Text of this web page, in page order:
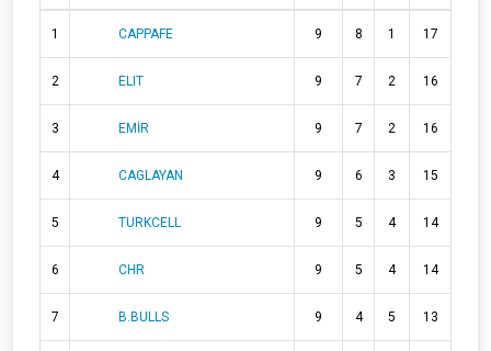
1 CAPPAFE 9 8 1 17
2 ELIT 9 7 2 16
3 EMİR 9 7 2 16
4 CAGLAYAN 9 6 3 15
5 TURKCELL 9 5 4 14
6 CHR 9 5 4 14
7 B.BULLS 9 4 5 13